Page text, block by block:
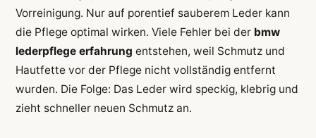
Vorreinigung. Nur auf porentief sauberem Leder kann
die Pflege optimal wirken. Viele Fehler bei der bmw
lederpflege erfahrung entstehen, weil Schmutz und
Hautfette vor der Pflege nicht vollständig entfernt
wurden. Die Folge: Das Leder wird speckig, klebrig und
zieht schneller neuen Schmutz an.